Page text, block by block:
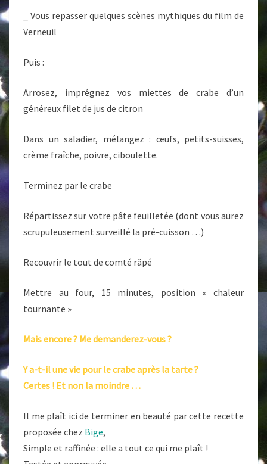
_ Vous repasser quelques scènes mythiques du film de
Verneuil
Puis :
Arrosez, imprégnez vos miettes de crabe d’un
généreux filet de jus de citron
Dans un saladier, mélangez : œufs, petits-suisses,
crème fraîche, poivre, ciboulette.
Terminez par le crabe
Répartissez sur votre pâte feuilletée (dont vous aurez
scrupuleusement surveillé la pré-cuisson …)
Recouvrir le tout de comté râpé
Mettre au four, 15 minutes, position « chaleur
tournante »
Mais encore ? Me demanderez-vous ?
Y a-t-il une vie pour le crabe après la tarte ?
Certes ! Et non la moindre …
Il me plaît ici de terminer en beauté par cette recette
proposée chez Bige,
Simple et raffinée : elle a tout ce qui me plaît !